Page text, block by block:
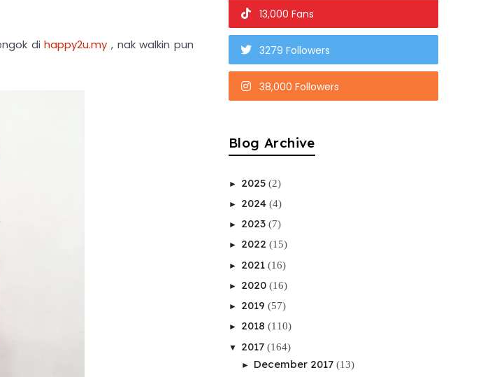
dihappy2u.my , nak walkin pun
13,000 Fans
3279 Followers
38,000 Followers
Blog Archive
► 2025 (2)
► 2024 (4)
► 2023 (7)
► 2022 (15)
► 2021 (16)
► 2020 (16)
► 2019 (57)
► 2018 (110)
▼ 2017 (164)
► December 2017 (13)